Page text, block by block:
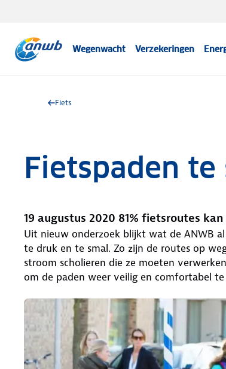
Wegenwacht Verzekeringen
Fiets
Fietspaden
19 augustus 2020 81% fietsroutes
Uit nieuw onderzoek blijkt wat de ANWB
te druk en te smal. Zo zijn de routes op
stroom scholieren die ze moeten
om de paden weer veilig en comfortabel